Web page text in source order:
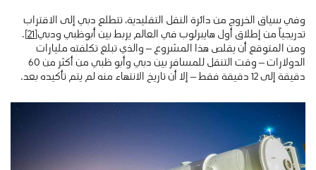
وفي سياق الخروج من دائرة النقل التقليدية، تتطلع دبي إلى الاقتراب
تدريجياً من إطلاق أول هايبرلوب في العالم يربط بين أبوظبي ودبي[21]
.
ومن المتوقع أن يقلص هذا المشروع – والذي تبلغ تكلفته مليارات
الدولارات – وقت التنقل للمسافر بين دبي وأبو ظبي من أكثر من 60
دقيقة إلى 12 دقيقة فقط – إلا أن تاريخ الانتهاء منه لم يتم تأكيده بعد.